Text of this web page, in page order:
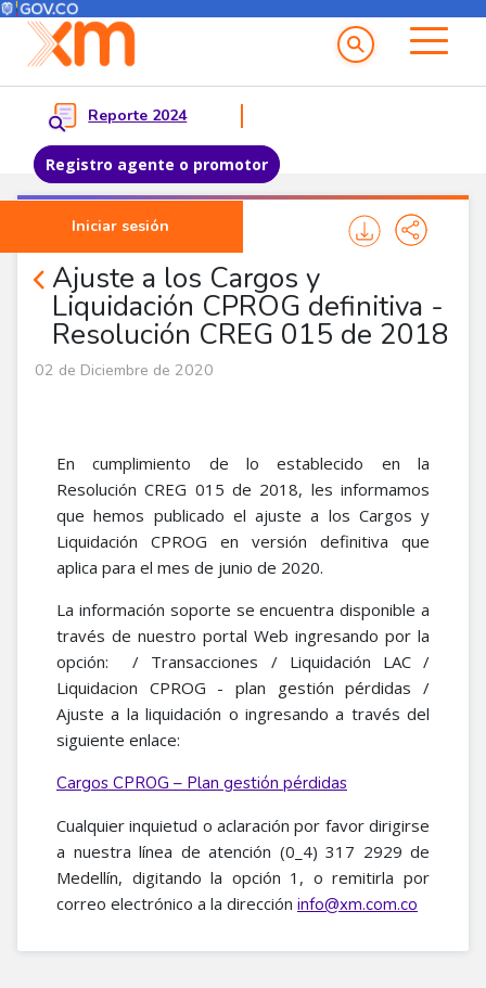
Pasar al contenido principal
Menú del Usuario
Reporte 2024
Registro agente o promotor
Iniciar sesión
Menu principal
Ajuste a los Cargos y
Liquidación CPROG definitiva -
Resolución CREG 015 de 2018
Noticias Agentes
02 de Diciembre de 2020
En cumplimiento de lo establecido en la
Resolución CREG 015 de 2018, les informamos
que hemos publicado el ajuste a los Cargos y
Liquidación CPROG en versión definitiva que
aplica para el mes de junio de 2020.
La información soporte se encuentra disponible a
través de nuestro portal Web ingresando por la
opción: / Transacciones / Liquidación LAC /
Liquidacion CPROG - plan gestión pérdidas /
Ajuste a la liquidación o ingresando a través del
siguiente enlace:
Cargos CPROG – Plan gestión pérdidas
Cualquier inquietud o aclaración por favor dirigirse
a nuestra línea de atención (0_4) 317 2929 de
Medellín, digitando la opción 1, o remitirla por
correo electrónico a la dirección info@xm.com.co